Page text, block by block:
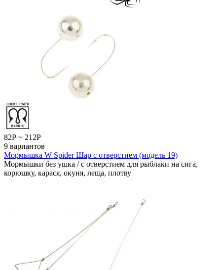
82Р ~ 212Р
9 вариантов
Мормышка W Spider Шар с отверстием (модель 19)
Мормышки без ушка / с отверстием для рыблаки на сига,
корюшку, карася, окуня, леща, плотву